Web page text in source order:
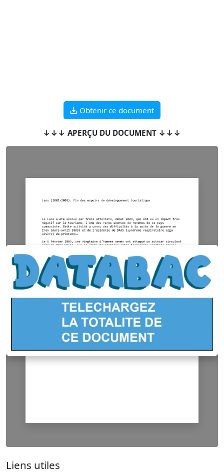
Obtenir ce document
↓↓↓ APERÇU DU DOCUMENT ↓↓↓
Liens utiles